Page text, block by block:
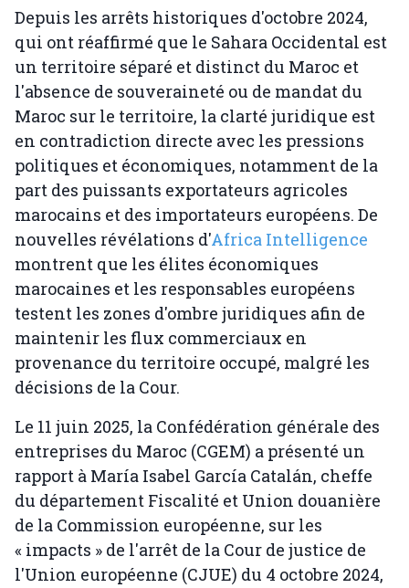
Depuis les arrêts historiques d'octobre 2024,
qui ont réaffirmé que le Sahara Occidental est
un territoire séparé et distinct du Maroc et
l'absence de souveraineté ou de mandat du
Maroc sur le territoire, la clarté juridique est
en contradiction directe avec les pressions
politiques et économiques, notamment de la
part des puissants exportateurs agricoles
marocains et des importateurs européens. De
nouvelles révélations d'Africa Intelligence
montrent que les élites économiques
marocaines et les responsables européens
testent les zones d'ombre juridiques afin de
maintenir les flux commerciaux en
provenance du territoire occupé, malgré les
décisions de la Cour.
Le 11 juin 2025, la Confédération générale des
entreprises du Maroc (CGEM) a présenté un
rapport à María Isabel García Catalán, cheffe
du département Fiscalité et Union douanière
de la Commission européenne, sur les
« impacts » de l'arrêt de la Cour de justice de
l'Union européenne (CJUE) du 4 octobre 2024,